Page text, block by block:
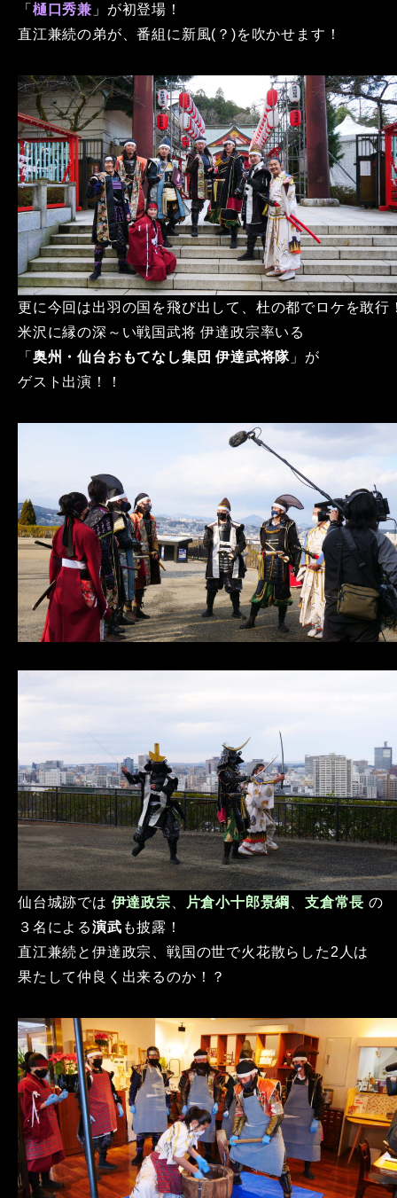
「 樋口秀兼 」が初登場！
直江兼続の弟が、番組に新風(？)を吹かせます！
更に今回は出羽の国を飛び出して、杜の都でロケを敢行
米沢に縁の深～い戦国武将 伊達政宗率いる
「 奥州・仙台おもてなし集団 伊達武将隊 」が
ゲスト出演！！
仙台城跡では 伊達政宗 片倉小十郎景綱 、支倉常長の
３名による演武 も披露！
直江兼続と伊達政宗、戦国の世で火花散らした2人は
果たして仲良く出来るのか！？